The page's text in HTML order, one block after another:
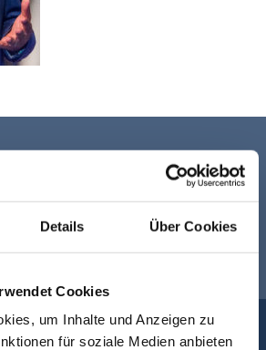
Details Über Cookies
Cookies
um Inhalte und Anzeigen zu
für soziale Medien anbieten
mehr verpassen:
denMVFP Akademie
anmelden!